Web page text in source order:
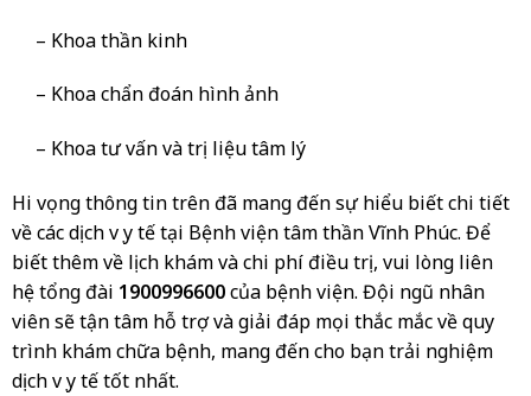
– Khoa thần kinh
– Khoa chẩn đoán hình ảnh
– Khoa tư vấn và trị liệu tâm lý
Hi vọng thông tin trên đã mang đến sự hiểu biết chi tiết
về các dịch vụ y tế tại Bệnh viện tâm thần Vĩnh Phúc. Để
biết thêm về lịch khám và chi phí điều trị, vui lòng liên
hệ tổng đài 1900996600của bệnh viện. Đội ngũ nhân
viên sẽ tận tâm hỗ trợ và giải đáp mọi thắc mắc về quy
trình khám chữa bệnh, mang đến cho bạn trải nghiệm
dịch vụ y tế tốt nhất.